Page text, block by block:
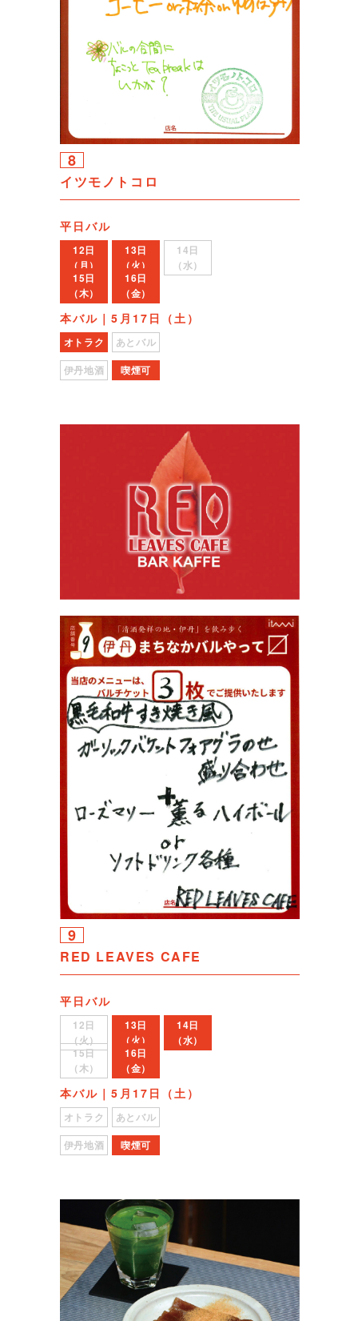
8
イツモノトコロ
平日バル
12日
（月）
13日
（火）
14日
（水）
15日
（木）
16日
（金）
本バル｜5月17日（土）
オトラク
あとバル
伊丹地酒
喫煙可
9
RED LEAVES CAFE
平日バル
12日
（火）
13日
（火）
14日
（水）
15日
（木）
16日
（金）
本バル｜5月17日（土）
オトラク
あとバル
伊丹地酒
喫煙可